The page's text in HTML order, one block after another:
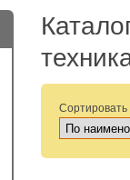
Сортировать